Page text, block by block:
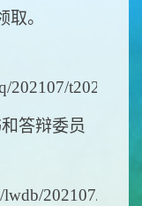
。
202107/
答辩委员
lwdb/202107/